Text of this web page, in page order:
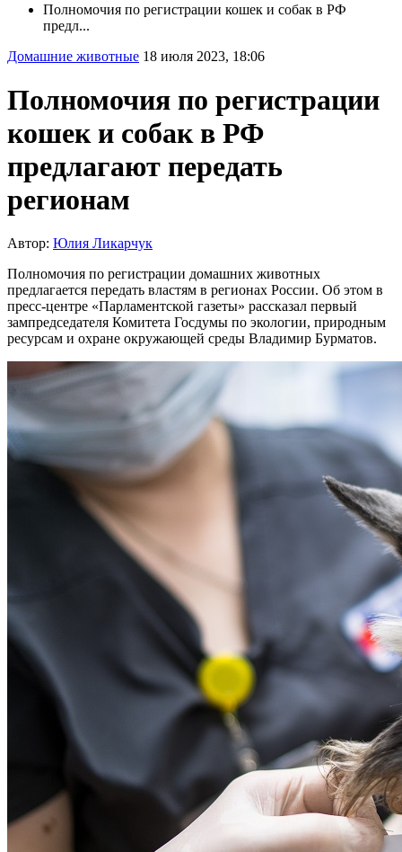
Полномочия по регистрации кошек и собак в РФ
предл...
Домашние животные 18 июля 2023, 18:06
Полномочия по регистрации
кошек и собак в РФ
предлагают передать
регионам
Автор: Юлия Ликарчук
Полномочия по регистрации домашних животных
предлагается передать властям в регионах России. Об этом в
пресс-центре «Парламентской газеты» рассказал первый
зампредседателя Комитета Госдумы по экологии, природным
ресурсам и охране окружающей среды Владимир Бурматов.